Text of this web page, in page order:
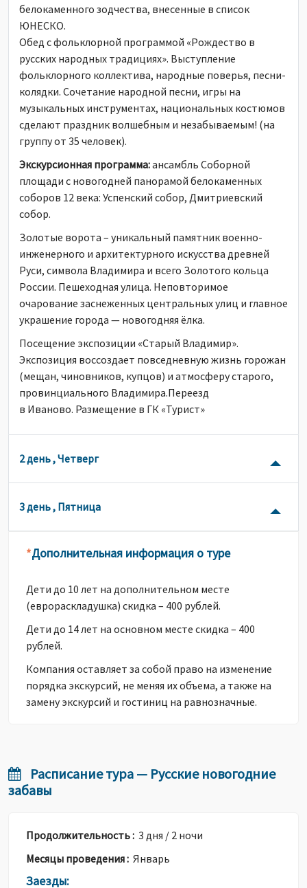
белокаменного зодчества, внесенные в список
ЮНЕСКО.
Обед с фольклорной программой «Рождество в
русских народных традициях». Выступление
фольклорного коллектива, народные поверья, песни-
колядки. Сочетание народной песни, игры на
музыкальных инструментах, национальных костюмов
сделают праздник волшебным и незабываемым! (на
группу от 35 человек).
Экскурсионная программа:ансамбль Соборной
площади с новогодней панорамой белокаменных
соборов 12 века: Успенский собор, Дмитриевский
собор.
Золотые ворота – уникальный памятник военно-
инженерного и архитектурного искусства древней
Руси, символа Владимира и всего Золотого кольца
России. Пешеходная улица. Неповторимое
очарование заснеженных центральных улиц и главное
украшение города — новогодняя ёлка.
Посещение экспозиции «Старый Владимир».
Экспозиция воссоздает повседневную жизнь горожан
(мещан, чиновников, купцов) и атмосферу старого,
провинциального Владимира.Переезд
в Иваново. Размещение в ГК «Турист»
2 день , Четверг
3 день , Пятница
*Дополнительная информация о туре
Дети до 10 лет на дополнительном месте
(еврораскладушка) скидка – 400 рублей.
Дети до 14 лет на основном месте скидка – 400
рублей.
Компания оставляет за собой право на изменение
порядка экскурсий, не меняя их объема, а также на
замену экскурсий и гостиниц на равнозначные.
Расписание тура — Русские новогодние
забавы
Продолжительность : 3 дня / 2 ночи
Месяцы проведения : Январь
Заезды: